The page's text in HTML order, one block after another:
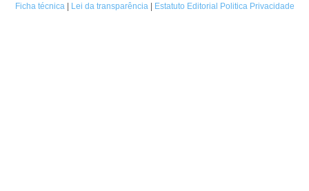
Ficha técnica| Lei da transparência| Estatuto Editorial Politica Privacidade